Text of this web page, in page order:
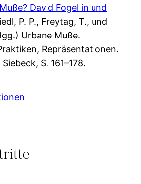
David Fogel in und
P. P., Freytag, T., und
Urbane Muße.
Repräsentationen.
S. 161–178.